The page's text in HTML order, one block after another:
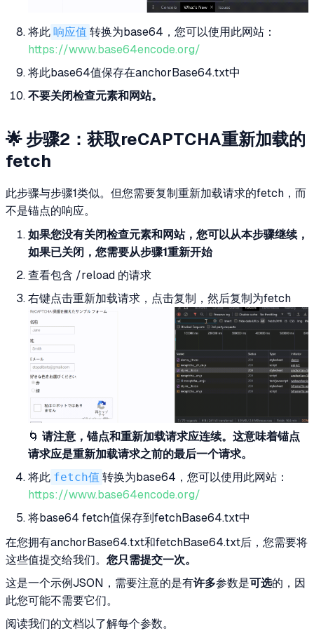
将此 响应值 转换为base64，您可以使用此网站：
https://www.base64encode.org/
将此base64值保存在anchorBase64.txt中
不要关闭检查元素和网站。
🌟 步骤2：获取reCAPTCHA重新加载的
fetch
此步骤与步骤1类似。但您需要复制重新加载请求的fetch，而
不是锚点的响应。
如果您没有关闭检查元素和网站，您可以从本步骤继续，
如果已关闭，您需要从步骤1重新开始
查看包含 /reload 的请求
右键点击重新加载请求，点击复制，然后复制为fetch
🌀 请注意，锚点和重新加载请求应连续。这意味着锚点
请求应是重新加载请求之前的最后一个请求。
将此 fetch值 转换为base64，您可以使用此网站：
https://www.base64encode.org/
将base64 fetch值保存到fetchBase64.txt中
在您拥有anchorBase64.txt和fetchBase64.txt后，您需要将
这些值提交给我们。 您只需提交一次。
这是一个示例JSON，需要注意的是有许多参数是可选的，因
此您可能不需要它们。
阅读我们的文档以了解每个参数。